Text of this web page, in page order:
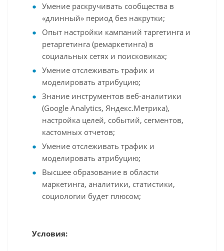
Умение раскручивать сообщества в
«длинный» период без накрутки;
Опыт настройки кампаний таргетинга и
ретаргетинга (ремаркетинга) в
социальных сетях и поисковиках;
Умение отслеживать трафик и
моделировать атрибуцию;
Знание инструментов веб-аналитики
(Google Analytics, Яндекс.Метрика),
настройка целей, событий, сегментов,
кастомных отчетов;
Умение отслеживать трафик и
моделировать атрибуцию;
Высшее образование в области
маркетинга, аналитики, статистики,
социологии будет плюсом;
Условия: